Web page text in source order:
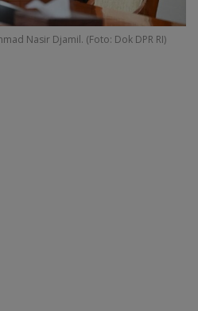
Nasir Djamil. (Foto: Dok DPR RI)